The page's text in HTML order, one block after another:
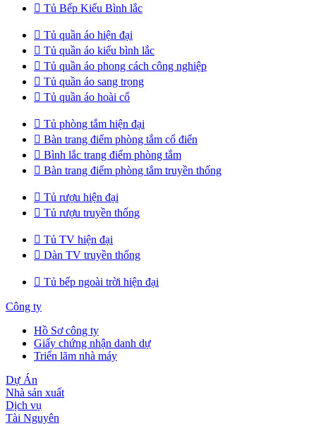
 Tủ Bếp Kiểu Bình lắc
 Tủ quần áo hiện đại
 Tủ quần áo kiểu bình lắc
 Tủ quần áo phong cách công nghiệp
 Tủ quần áo sang trọng
 Tủ quần áo hoài cổ
 Tủ phòng tắm hiện đại
 Bàn trang điểm phòng tắm cổ điển
 Bình lắc trang điểm phòng tắm
 Bàn trang điểm phòng tắm truyền thống
 Tủ rượu hiện đại
 Tủ rượu truyền thống
 Tủ TV hiện đại
 Dàn TV truyền thống
 Tủ bếp ngoài trời hiện đại
Công ty
Hồ Sơ công ty
Giấy chứng nhận danh dự
Triển lãm nhà máy
Dự Án
Nhà sản xuất
Dịch vụ
Tài Nguyên